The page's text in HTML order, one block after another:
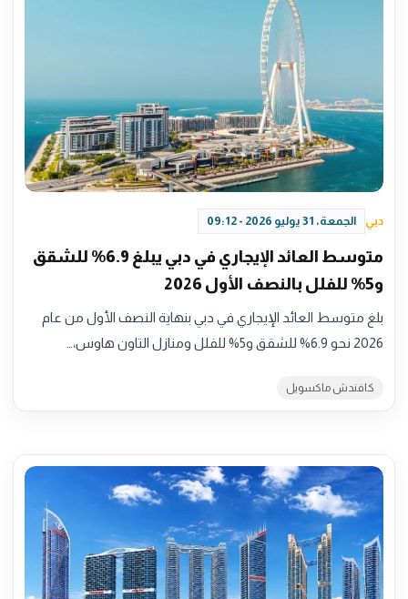
دبي الجمعة، 31 يوليو 2026 - 09:12
متوسط العائد الإيجاري في دبي يبلغ 6.9% للشقق
و5% للفلل بالنصف الأول 2026
بلغ متوسط العائد الإيجاري في دبي بنهاية النصف الأول من عام
2026 نحو 6.9% للشقق و5% للفلل ومنازل التاون هاوس،…
كافندش ماكسويل